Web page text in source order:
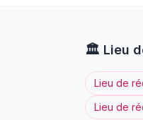
🏛️ Lieu
Lieu de
Lieu de